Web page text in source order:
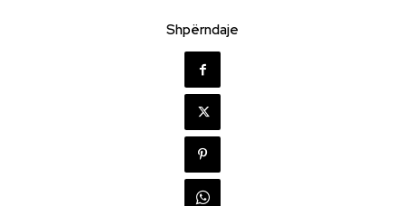
Shpërndaje